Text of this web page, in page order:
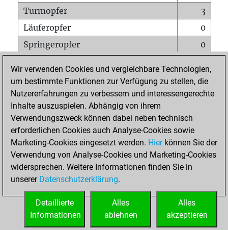
Turmopfer
3
Läuferopfer
0
Springeropfer
0
Matt auf vollem Brett
0
Bauer setzt Matt
0
Erstickte Matts
Unterverwandlungen
Türme auf der siebten
0
STARTSEITE
Wir verwenden Cookies und vergleichbare Technologien,
um bestimmte Funktionen zur Verfügung zu stellen, die
Nutzererfahrungen zu verbessern und interessengerechte
Inhalte auszuspielen. Abhängig von ihrem
Verwendungszweck können dabei neben technisch
erforderlichen Cookies auch Analyse-Cookies sowie
Marketing-Cookies eingesetzt werden. Hierkönnen Sie der
Verwendung von Analyse-Cookies und Marketing-Cookies
widersprechen. Weitere Informationen finden Sie in
unserer Datenschutzerklärung.
Alles
akzeptieren
Alles
ablehnen
Detaillierte
Informationen